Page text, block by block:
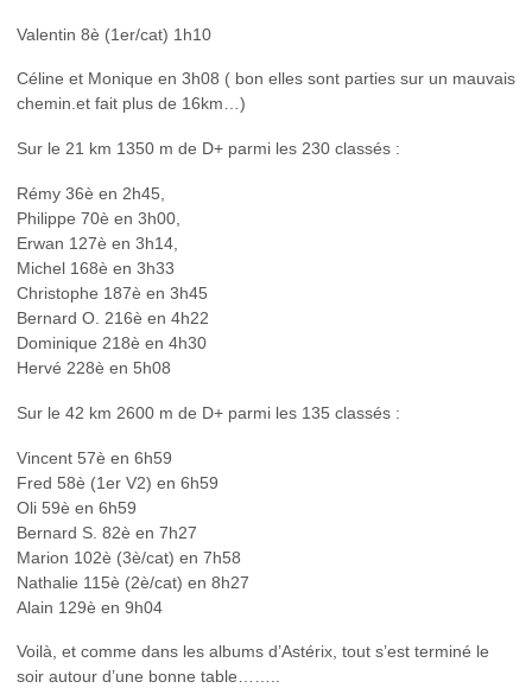
Valentin 8è (1er/cat) 1h10
Céline et Monique en 3h08 ( bon elles sont parties sur un mauvais
chemin.et fait plus de 16km…)
Sur le 21 km 1350 m de D+ parmi les 230 classés :
Rémy 36è en 2h45,
Philippe 70è en 3h00,
Erwan 127è en 3h14,
Michel 168è en 3h33
Christophe 187è en 3h45
Bernard O. 216è en 4h22
Dominique 218è en 4h30
Hervé 228è en 5h08
Sur le 42 km 2600 m de D+ parmi les 135 classés :
Vincent 57è en 6h59
Fred 58è (1er V2) en 6h59
Oli 59è en 6h59
Bernard S. 82è en 7h27
Marion 102è (3è/cat) en 7h58
Nathalie 115è (2è/cat) en 8h27
Alain 129è en 9h04
Voilà, et comme dans les albums d’Astérix, tout s’est terminé le
soir autour d’une bonne table……..